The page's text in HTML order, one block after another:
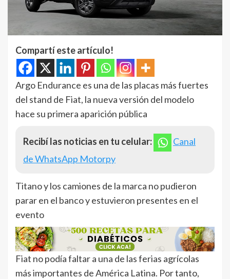
Compartí este artículo!
Argo Endurance es una de las placas más fuertes
del stand de Fiat, la nueva versión del modelo
hace su primera aparición pública
Recibí las noticias en tu celular:
Canal
de WhatsApp Motorpy
Titano y los camiones de la marca no pudieron
parar en el banco y estuvieron presentes en el
evento
Fiat no podía faltar a una de las ferias agrícolas
más importantes de América Latina. Por tanto,